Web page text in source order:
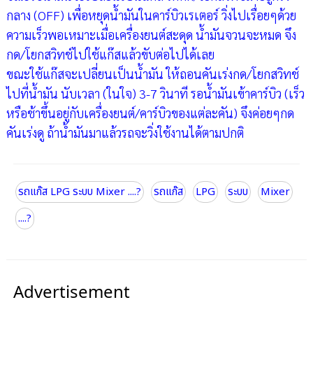
กลาง (OFF) เพื่อหยุดน้ำมันในคาร์บิวเรเตอร์ วิ่งไปเรื่อยๆด้วย
ความเร็วพอเหมาะเมื่อเครื่องยนต์สะดุด น้ำมันจวนจะหมด จึง
กด/โยกสวิทช์ไปใช้แก๊สแล้วขับต่อไปได้เลย
ขณะใช้แก๊สจะเปลี่ยนเป็นน้ำมัน ให้ถอนคันเร่งกด/โยกสวิทช์
ไปที่น้ำมัน นับเวลา (ในใจ) 3-7 วินาที รอน้ำมันเข้าคาร์บิว (เร็ว
หรือช้าขึ้นอยู่กับเครื่องยนต์/คาร์บิวของแต่ละคัน) จึงค่อยๆกด
คันเร่งดู ถ้าน้ำมันมาแล้วรถจะวิ่งใช้งานได้ตามปกติ
รถแก๊ส LPG ระบบ Mixer ....? รถแก๊ส LPG ระบบ
Mixer
....?
Advertisement